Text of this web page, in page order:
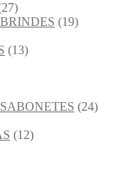
(19)
(13)
(24)
(12)